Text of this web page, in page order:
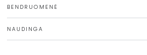
BENDRUOMENĖ
NAUDINGA